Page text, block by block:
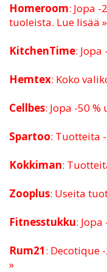
Homeroom: Jopa
tuoleista. Lue lisää »
KitchenTime: Jopa
Hemtex: Koko
Cellbes: Jopa -50
Spartoo: Tuotteita
Kokkiman:
Zooplus: Useita
Fitnesstukku:
Rum21: Decotique
»